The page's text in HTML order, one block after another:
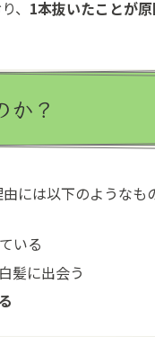
、 1本抜いたことが
か？
には以下のようなも
いる
髪に出会う